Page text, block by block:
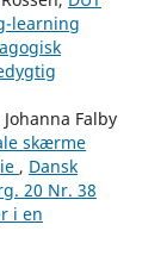
learning
Falby
skærme
, Dansk
20 Nr. 38
i en